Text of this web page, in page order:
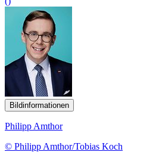
Bildinformationen
Philipp Amthor
© Philipp Amthor/Tobias Koch